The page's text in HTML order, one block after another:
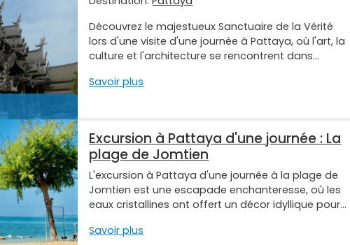
Découvrez le majestueux Sanctuaire de la Vérité
lors d'une visite d'une journée à Pattaya, où l'art, la
culture et l'architecture se rencontrent dans...
Savoir plus
Excursion à Pattaya d'une journée : La
plage de Jomtien
L'excursion à Pattaya d'une journée à la plage de
Jomtien est une escapade enchanteresse, où les
eaux cristallines ont offert un décor idyllique pour...
Savoir plus